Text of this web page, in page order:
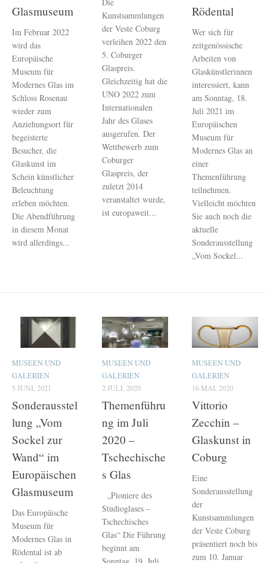
Glasmuseum
Im Februar 2022
wird das
Europäische
Museum für
Modernes Glas im
Schloss Rosenau
wieder zum
Anziehungsort für
begeisterte
Besucher, die
Glaskunst im
Schein künstlicher
Beleuchtung
erleben möchten.
Die Abendführung
in diesem Monat
wird allerdings...
Kunstsammlungen
der Veste Coburg
verleihen 2022 den
5. Coburger
Glaspreis.
Gleichzeitig hat die
UNO 2022 zum
Internationalen
Jahr des Glases
ausgerufen. Der
Wettbewerb zum
Coburger
Glaspreis, der
zuletzt 2014
veranstaltet wurde,
ist europaweit...
Rödental
Wer sich für
zeitgenössische
Arbeiten von
Glaskünstlerinnen
interessiert, kann
am Sonntag, 18.
Juli 2021 im
Europäischen
Museum für
Modernes Glas an
einer
Themenführung
teilnehmen.
Vielleicht möchten
Sie auch noch die
aktuelle
Sonderausstellung
„Vom Sockel...
MUSEEN UND
GALERIEN
5 JUNI, 2021
Sonderausstel
lung „Vom
Sockel zur
Wand“ im
Europäischen
Glasmuseum
Das Europäische
Museum für
Modernes Glas in
Rödental ist ab
MUSEEN UND
GALERIEN
2 JULI, 2020
Themenführu
ng im Juli
2020 –
Tschechische
s Glas
„Pioniere des
Studioglases –
Tschechisches
Glas“ Die Führung
beginnt am
MUSEEN UND
GALERIEN
16 MAI, 2020
Vittorio
Zecchin –
Glaskunst in
Coburg
Eine
Sonderausstellung
der
Kunstsammlungen
der Veste Coburg
präsentiert noch bis
zum 10. Januar